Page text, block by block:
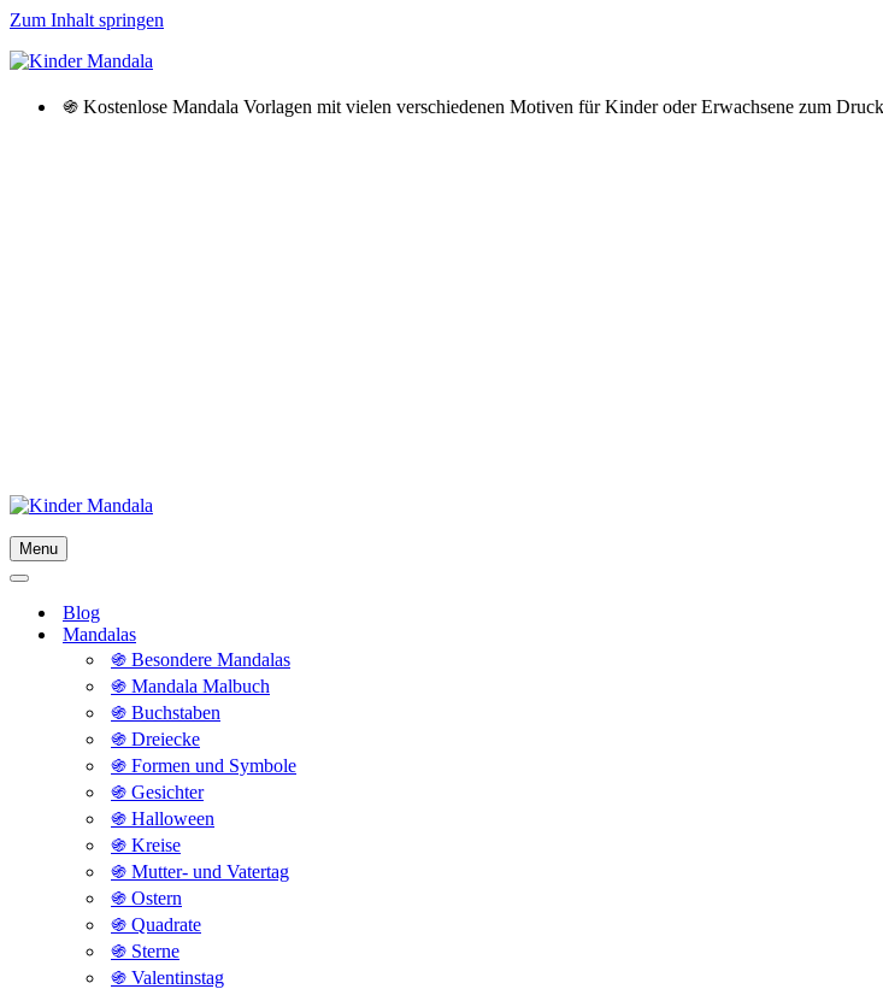
Zum Inhalt springen
֍ Kostenlose Mandala Vorlagen mit vielen verschiedenen Motiven für Kinder oder Erwachsene zum
Menu
Navigationsmenü
Navigationsmenü
Blog
Mandalas
֍ Besondere Mandalas
֍ Mandala Malbuch
֍ Buchstaben
֍ Dreiecke
֍ Formen und Symbole
֍ Gesichter
֍ Halloween
֍ Kreise
֍ Mutter- und Vatertag
֍ Ostern
֍ Quadrate
֍ Sterne
֍ Valentinstag